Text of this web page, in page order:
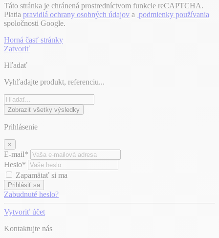
Táto stránka je chránená prostredníctvom funkcie reCAPTCHA.
Platia pravidlá ochrany osobných údajov a podmienky používania
spoločnosti Google.
Horná časť stránky
Zatvoriť
Hľadať
Vyhľadajte produkt, referenciu...
Zobraziť všetky výsledky
Prihlásenie
×
E-mail*
Heslo*
Zapamätať si ma
Prihlásiť sa
Zabudnuté heslo?
Vytvoriť účet
Kontaktujte nás